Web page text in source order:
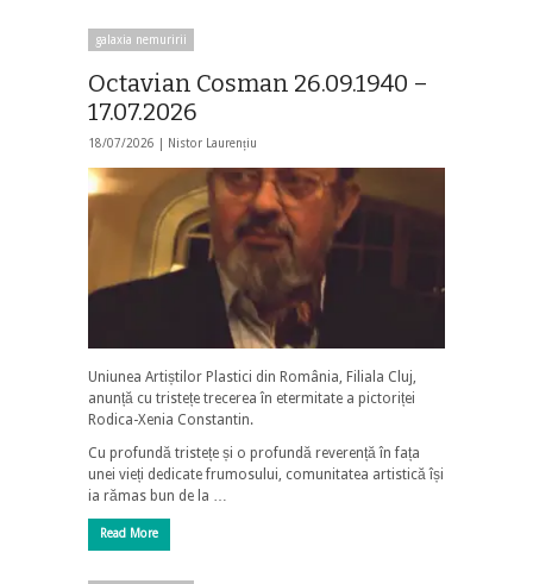
galaxia nemuririi
Octavian Cosman 26.09.1940 –
17.07.2026
18/07/2026 | Nistor Laurențiu
Uniunea Artiștilor Plastici din România, Filiala Cluj,
anunță cu tristețe trecerea în etermitate a pictoriței
Rodica-Xenia Constantin.
Cu profundă tristețe și o profundă reverență în fața
unei vieți dedicate frumosului, comunitatea artistică își
ia rămas bun de la …
Read More